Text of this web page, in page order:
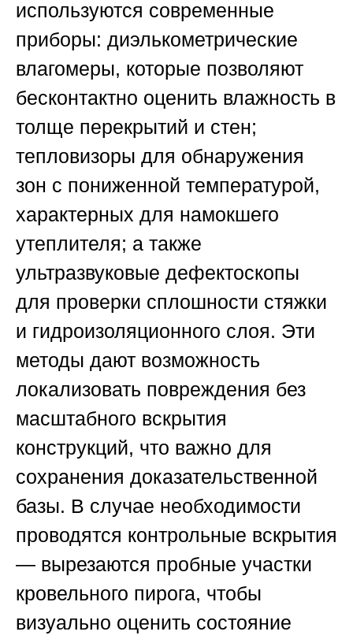
используются современные
приборы: диэлькометрические
влагомеры, которые позволяют
бесконтактно оценить влажность в
толще перекрытий и стен;
тепловизоры для обнаружения
зон с пониженной температурой,
характерных для намокшего
утеплителя; а также
ультразвуковые дефектоскопы
для проверки сплошности стяжки
и гидроизоляционного слоя. Эти
методы дают возможность
локализовать повреждения без
масштабного вскрытия
конструкций, что важно для
сохранения доказательственной
базы. В случае необходимости
проводятся контрольные вскрытия
— вырезаются пробные участки
кровельного пирога, чтобы
визуально оценить состояние